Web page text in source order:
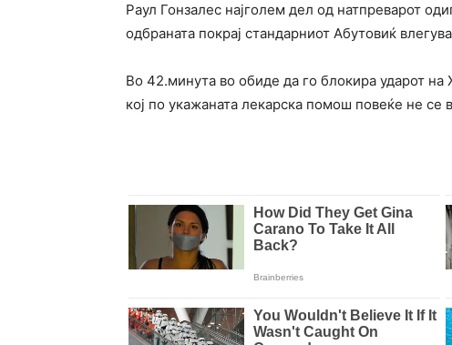
Раул Гонзалес најголем дел од натпреварот
одбраната покрај стандарниот Абутовиќ
Во 42.минута во обиде да го блокира ударот
кој по укажаната лекарска помош повеќе не се